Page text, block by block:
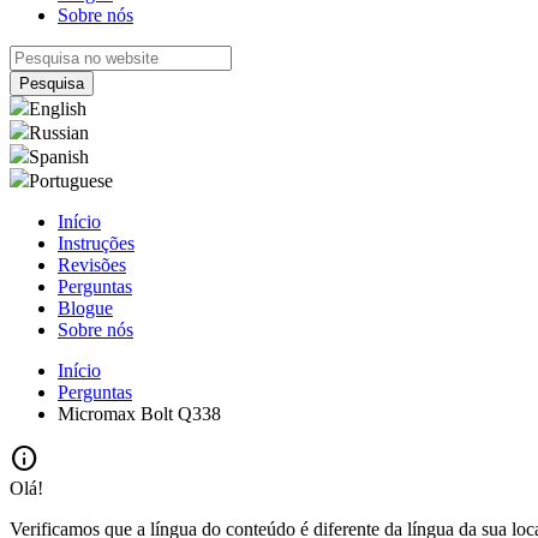
Sobre nós
English
Russian
Spanish
Portuguese
Início
Instruções
Revisões
Perguntas
Blogue
Sobre nós
Início
Perguntas
Micromax Bolt Q338
info
Olá!
Verificamos que a língua do conteúdo é diferente da língua da sua